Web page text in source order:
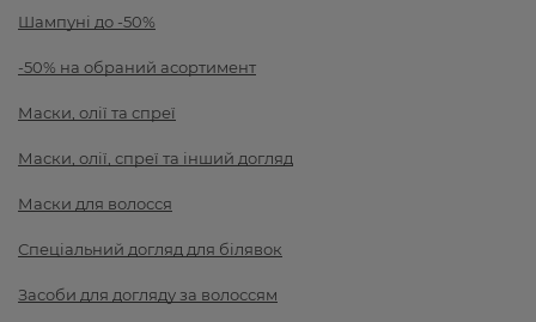
Шампуні до -50%
-50% на обраний асортимент
Маски, олії та спреї
Маски, олії, спреї та інший догляд
Маски для волосся
Спеціальний догляд для білявок
Засоби для догляду за волоссям